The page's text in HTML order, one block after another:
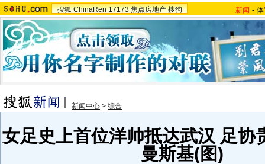
搜狐 ChinaRen 17173 焦点房地产 搜狗 新闻 -
新闻中心 > 综合
女足史上首位洋帅抵达武汉 足协
曼斯基(图)